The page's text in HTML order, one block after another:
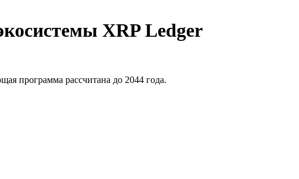
XRP Ledger
программа рассчитана до 2044 года.